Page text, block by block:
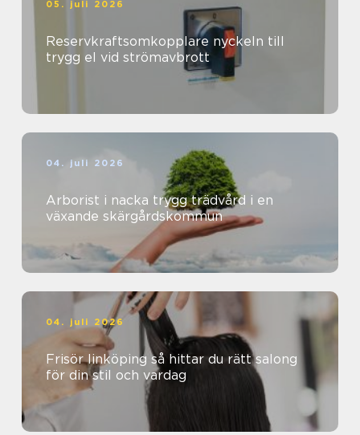
05. juli 2026
Reservkraftsomkopplare nyckeln till
trygg el vid strömavbrott
04. juli 2026
Arborist i nacka trygg trädvård i en
växande skärgårdskommun
04. juli 2026
Frisör linköping så hittar du rätt salong
för din stil och vardag